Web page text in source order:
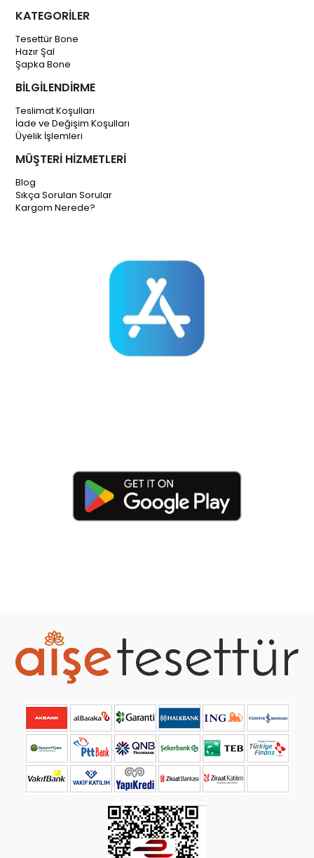
KATEGORİLER
Tesettür Bone
Hazır Şal
Şapka Bone
BİLGİLENDİRME
Teslimat Koşulları
İade ve Değişim Koşulları
Üyelik İşlemleri
MÜŞTERİ HİZMETLERİ
Blog
Sıkça Sorulan Sorular
Kargom Nerede?